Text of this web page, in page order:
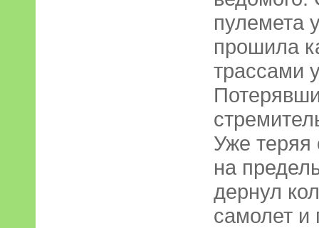
пулемета
прошила
трассами
Уже теряя
на
дернул
самолет и